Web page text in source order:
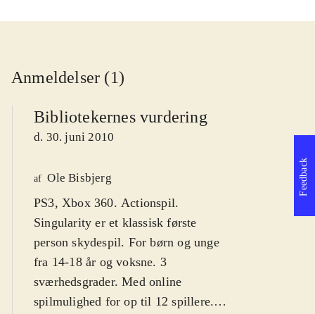
Anmeldelser (1)
Bibliotekernes vurdering
d. 30. juni 2010
af Ole Bisbjerg
PS3, Xbox 360. Actionspil.
Singularity er et klassisk første
person skydespil. For børn og unge
fra 14-18 år og voksne. 3
sværhedsgrader. Med online
spilmulighed for op til 12 spillere.
Feedback